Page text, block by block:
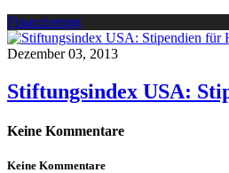
Finanzierung
Dezember 03, 2013
Stiftungsindex USA:
Keine Kommentare
Keine Kommentare